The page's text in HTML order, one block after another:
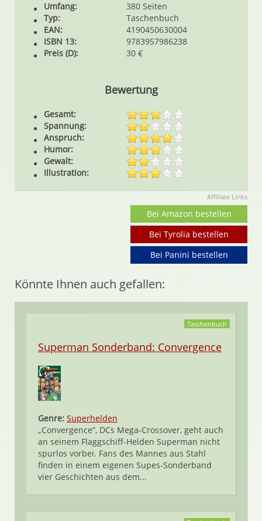
Umfang:
380 Seiten
Typ:
Taschenbuch
EAN:
4190450630004
ISBN 13:
9783957986238
Preis (D):
30 €
Bewertung
Gesamt:
Spannung:
Anspruch:
Humor:
Gewalt:
Illustration:
Affiliate Links
Bei Amazon bestellen
Bei Tyrolia bestellen
Bei Panini bestellen
Könnte Ihnen auch gefallen:
Taschenbuch
Superman Sonderband: Convergence
Genre: Superhelden
„Convergence“, DCs Mega-Crossover, geht auch
an seinem Flaggschiff-Helden Superman nicht
spurlos vorbei. Fans des Mannes aus Stahl
finden in einem eigenen Supes-Sonderband
vier Geschichten aus dem...